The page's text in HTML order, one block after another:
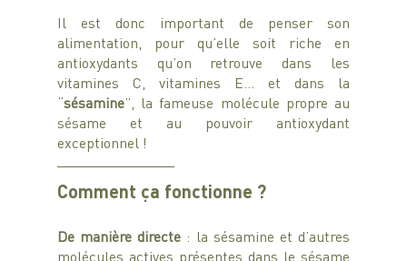
Il est donc important de penser son
alimentation, pour qu’elle soit riche en
antioxydants qu’on retrouve dans les
vitamines C, vitamines E… et dans la
“sésamine”, la fameuse molécule propre au
sésame et au pouvoir antioxydant
exceptionnel !
Comment ça fonctionne ?
De manière directe : la sésamine et d’autres
molécules actives présentes dans le sésame